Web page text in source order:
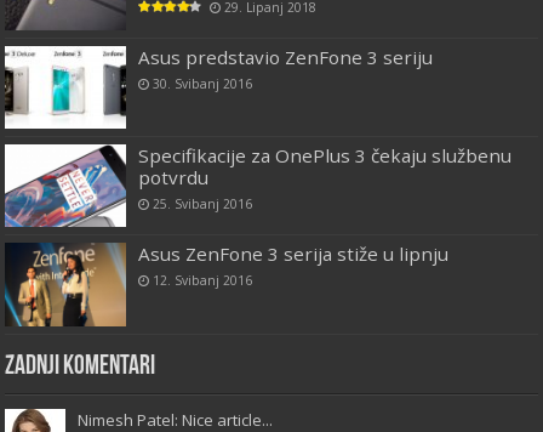
29. Lipanj 2018
Asus predstavio ZenFone 3 seriju
30. Svibanj 2016
Specifikacije za OnePlus 3 čekaju službenu
potvrdu
25. Svibanj 2016
Asus ZenFone 3 serija stiže u lipnju
12. Svibanj 2016
Zadnji komentari
Nimesh Patel: Nice article...